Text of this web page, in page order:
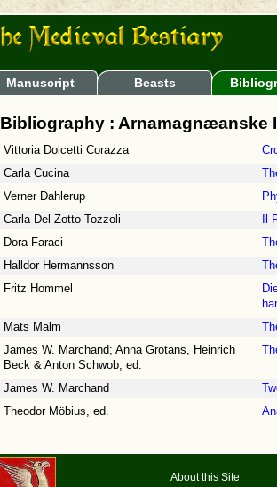
Manuscript Beasts
Bibliography : Arnamagnæanske
Vittoria Dolcetti Corazza
Carla Cucina
Verner Dahlerup
Carla Del Zotto Tozzoli
Il
Dora Faraci
Halldor Hermannsson
Fritz Hommel
Mats Malm
James W. Marchand; Anna Grotans, Heinrich
Beck & Anton Schwob, ed.
James W. Marchand
Theodor Möbius, ed.
About this Site